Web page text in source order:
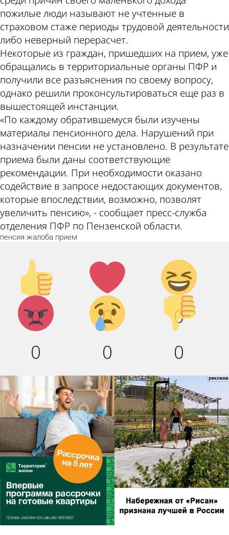
пожилые люди называют не учтенные в
страховом стаже периоды трудовой деятельности
либо неверный перерасчет.
Некоторые из граждан, пришедших на прием, уже
обращались в территориальные органы ПФР и
получили все разъяснения по своему вопросу,
однако решили проконсультироваться еще раз в
вышестоящей инстанции.
«По каждому обратившемуся были изучены
материалы пенсионного дела. Нарушений при
назначении пенсии не установлено. В результате
приема были даны соответствующие
рекомендации. При необходимости оказано
содействие в запросе недостающих документов,
которые впоследствии, возможно, позволят
увеличить пенсию», - сообщает пресс-служба
отделения ПФР по Пензенской области.
пенсия жалоба прием
Палец
вверх!
0
Лайк!
0
Дикий
смех!
0
Агрессия!
0
Грусть :
(
0
Палец
вниз!
0